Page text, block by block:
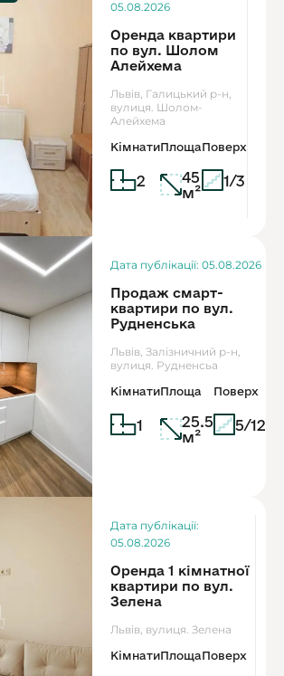
05.08.2026
Оренда квартири
по вул. Шолом
Алейхема
Львів, Галицький р-н,
вулиця. Шолом-
Алейхема
Кімнати
2
Площа
45
м²
Поверх
1/3
Дата публікації: 05.08.2026
Продаж смарт-
квартири по вул.
Рудненська
Львів, Залізничний р-н,
вулиця. Рудненсьа
Кімнати
1
Площа
25.5
м²
Поверх
5/12
Дата публікації:
05.08.2026
Оренда 1 кімнатної
квартири по вул.
Зелена
Львів, вулиця. Зелена
КімнатиПлощаПоверх